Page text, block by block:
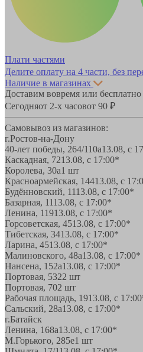
Плати частями
Делите оплату на 4 части, без
Наличие в магазинах
Доставим вовремя или бесплатно
Сегодняот 2-х часовот 90 ₽
Самовывоз из магазинов:
г.Ростов-на-Дону
40-лет победы, 264/110а13.08, с
Каскадная, 7213.08, с 17:00*
Королева, 30а1 шт
Красноармейская, 14413.08, с
Будённовский, 1113.08, с 17:00*
Базарная, 1113.08, с 17:00*
Ленина, 11913.08, с 17:00*
Горсоветская, 4513.08, с 17:00*
Тибетская, 3413.08, с 17:00*
Ларина, 4513.08, с 17:00*
Малиновского, 48а13.08, с 17:00*
Нансена, 152а13.08, с 17:00*
Портовая, 5322 шт
Портовая, 702 шт
Рабочая площадь, 1913.08, с
Сальский, 28a13.08, с 17:00*
г.Батайск
Ленина, 168а13.08, с 17:00*
М.Горького, 285е1 шт